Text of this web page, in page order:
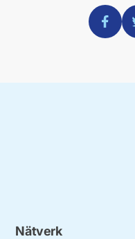
Dela via
Nätverk